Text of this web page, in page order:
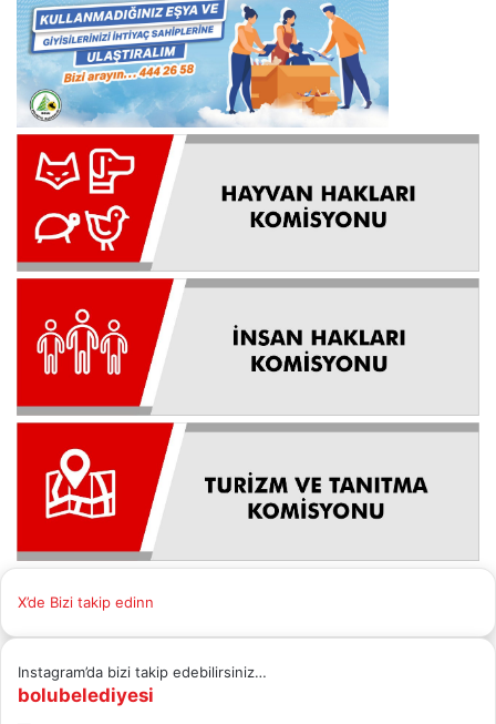
X’de Bizi takip edinn
Instagram’da bizi takip edebilirsiniz…
bolubelediyesi